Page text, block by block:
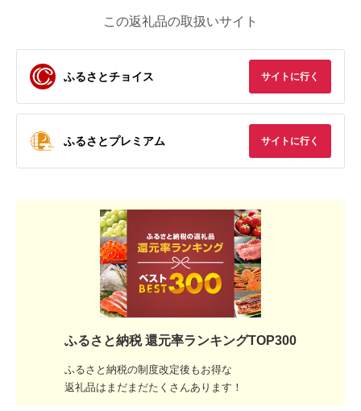
この返礼品の取扱いサイト
ふるさとチョイス サイトに行く
ふるさとプレミアム サイトに行く
ふるさと納税 還元率ランキングTOP300
ふるさと納税の制度改定後もお得な
返礼品はまだまだたくさんあります！